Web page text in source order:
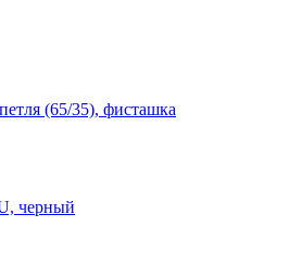
(65/35), фисташка
черный